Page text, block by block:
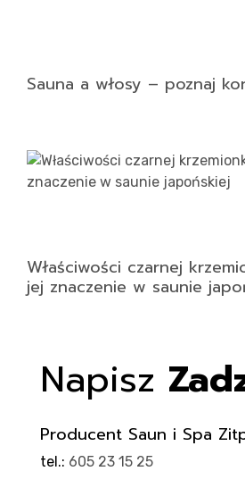
Sauna a włosy – poznaj
Właściwości czarnej
jej znaczenie w saunie
Napisz
Producent Saun i Spa
tel.: 605 23 15 25